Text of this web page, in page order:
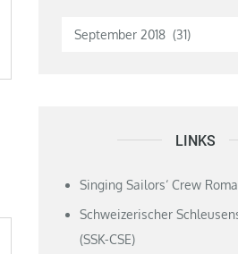
LINKS
Singing Sailors‘ Crew
Schweizerischer
(SSK-CSE)